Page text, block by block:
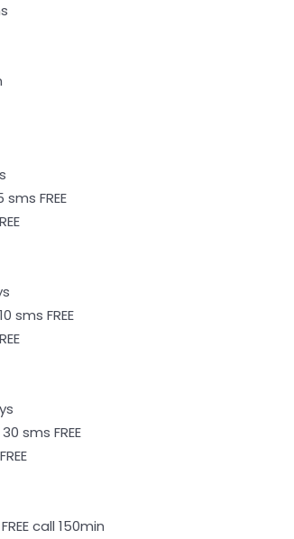
FREE
sms FREE
sms FREE
call 150min